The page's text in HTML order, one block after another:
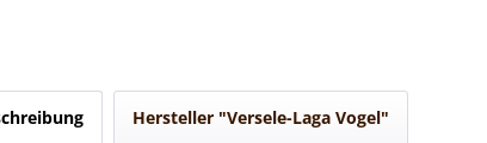
Hersteller "Versele-Laga Vogel"